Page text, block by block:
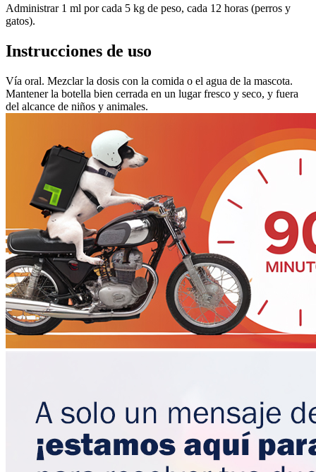
Administrar 1 ml por cada 5 kg de peso, cada 12 horas (perros y
gatos).
Instrucciones de uso
Vía oral. Mezclar la dosis con la comida o el agua de la mascota.
Mantener la botella bien cerrada en un lugar fresco y seco, y fuera
del alcance de niños y animales.